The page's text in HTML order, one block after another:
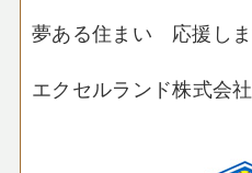
夢ある住まい 応援し
エクセルランド株式